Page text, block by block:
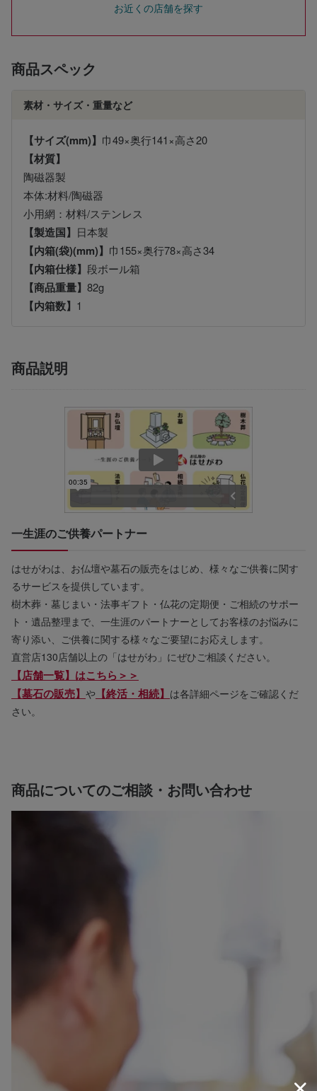
お近くの店舗を探す
商品スペック
素材・サイズ・重量など
【サイズ(mm)】 巾49×奥行141×高さ20
【材質】
陶磁器製
本体:材料/陶磁器
小用網：材料/ステンレス
【製造国】 日本製
【内箱(袋)(mm)】 巾155×奥行78×高さ34
【内箱仕様】 段ボール箱
【商品重量】 82g
【内箱数】 1
商品説明
一生涯のご供養パートナー
はせがわは、お仏壇や墓石の販売をはじめ、様々なご供養に関す
るサービスを提供しています。
樹木葬・墓じまい・法事ギフト・仏花の定期便・ご相続のサポー
ト・遺品整理まで、一生涯のパートナーとしてお客様のお悩みに
寄り添い、ご供養に関する様々なご要望にお応えします。
直営店130店舗以上の「はせがわ」にぜひご相談ください。
【店舗一覧】はこちら＞＞
【墓石の販売】 や 【終活・相続】 は各詳細ページをご確認くだ
さい。
商品についてのご相談・お問い合わせ